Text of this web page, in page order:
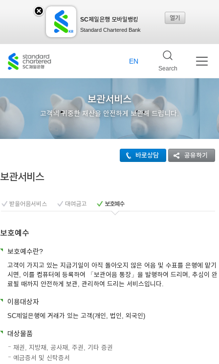
SC제일은행 모바일뱅킹
Standard Chartered Bank
열기
제일
창 닫
기
Search
EN
보관서비스
고객의 귀중한 재산을 안전하게 보관해 드립니다.
바로상담 공유하기
보관서비스
받을어음서비스 대여금고 보호예수
보호예수
보호예수란?
고객이 가지고 있는 지급기일이 아직 돌아오지 않은 어음 및 수표를 은행에 맡기
시면, 이를 컴퓨터에 등록하여 「보관어음 통장」을 발행하여 드리며, 추심이 완
료될 때까지 안전하게 보관, 관리하여 드리는 서비스입니다.
이용대상자
SC제일은행에 거래가 있는 고객(개인, 법인, 외국인)
대상물품
채권, 지방채, 공사채, 주권, 기타 증권
예금증서 및 신탁증서